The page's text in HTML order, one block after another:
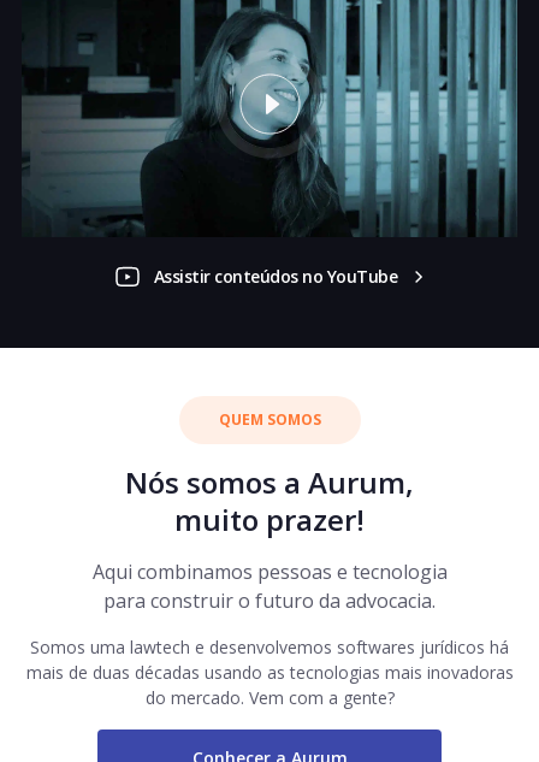
Assistir conteúdos no YouTube
QUEM SOMOS
Nós somos a Aurum,
muito prazer!
Aqui combinamos pessoas e tecnologia
para construir o futuro da advocacia.
Somos uma lawtech e desenvolvemos softwares jurídicos há
mais de duas décadas usando as tecnologias mais inovadoras
do mercado. Vem com a gente?